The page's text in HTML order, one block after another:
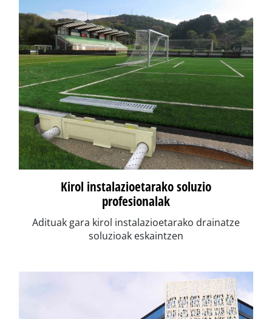
Kirol instalazioetarako soluzio
profesionalak
Adituak gara kirol instalazioetarako drainatze
soluzioak eskaintzen